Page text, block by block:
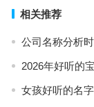
相关推荐
公司名称分析
2026年好听的
女孩好听的名